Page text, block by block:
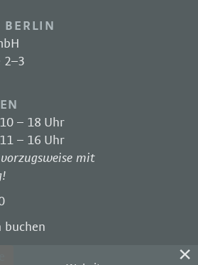
BERLIN
2–3
10 – 18 Uhr
11 – 16 Uhr
mit
buchen